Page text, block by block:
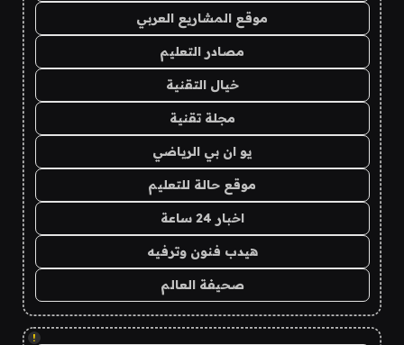
موقع المشاريع العربي
مصادر التعليم
خيال التقنية
مجلة تقنية
يو ان بي الرياضي
موقع حالة للتعليم
اخبار 24 ساعة
هيدب فنون وترفيه
صحيفة العالم
!